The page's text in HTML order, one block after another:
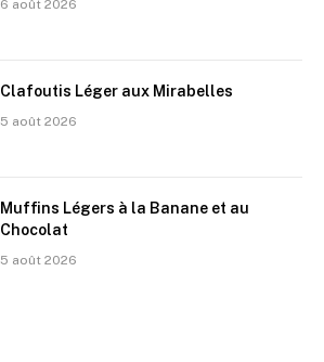
6 août 2026
Clafoutis Léger aux Mirabelles
5 août 2026
Muffins Légers à la Banane et au
Chocolat
5 août 2026